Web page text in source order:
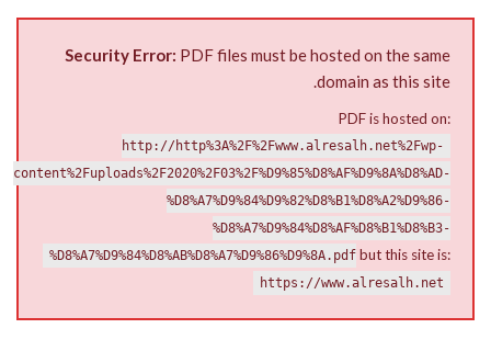
Security Error: PDF files must be hosted on the same
domain as this site.
PDF is hosted on:
http://http%3A%2F%2Fwww.alresalh.net%2Fwp-
content%2Fuploads%2F2020%2F03%2F%D9%85%D8%AF%D9%8A%D8%AD-
%D8%A7%D9%84%D9%82%D8%B1%D8%A2%D9%86-
%D8%A7%D9%84%D8%AF%D8%B1%D8%B3-
%D8%A7%D9%84%D8%AB%D8%A7%D9%86%D9%8A.pdf but this site is:
https://www.alresalh.net